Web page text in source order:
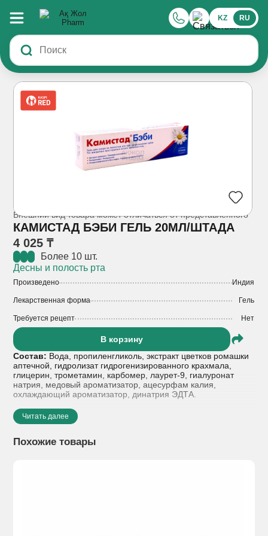
KZ RU
Внешний вид товара может отличаться от представленного
КАМИСТАД БЭБИ ГЕЛЬ 20МЛ/ШТАДА
4 025 ₸
Более 10 шт.
Десны и полость рта
Произведено Индия
Лекарственная форма Гель
Требуется рецепт Нет
В корзину
Состав: Вода, пропиленгликоль, экстракт цветков ромашки
аптечной, гидролизат гидрогенизированного крахмала,
глицерин, трометамин, карбомер, лаурет-9, гиалуронат
натрия, медовый ароматизатор, ацесурфам калия,
охлаждающий ароматизатор, динатрия ЭДТА.
Показания к применению:
при первых признаках прорезывания зубов у детей.
успокаивающими свойствами, способствует заживлению
Читать далее
Похожие товары